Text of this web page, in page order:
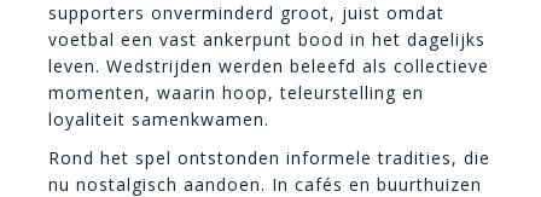
supporters onverminderd groot, juist omdat
voetbal een vast ankerpunt bood in het dagelijks
leven. Wedstrijden werden beleefd als collectieve
momenten, waarin hoop, teleurstelling en
loyaliteit samenkwamen.
Rond het spel ontstonden informele tradities, die
nu nostalgisch aandoen. In cafés en buurthuizen